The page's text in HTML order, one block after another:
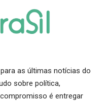
as últimas notícias do
sobre política,
é entregar